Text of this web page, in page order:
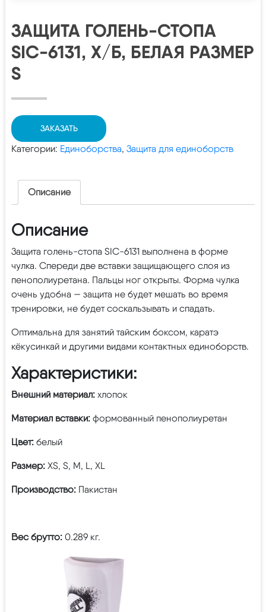
ЗАЩИТА ГОЛЕНЬ-СТОПА
SIC-6131, Х/Б, БЕЛАЯ РАЗМЕР
S
ЗАКАЗАТЬ
Категории: Единоборства, Защита для единоборств
Описание
Описание
Защита голень-стопа SIC-6131 выполнена в форме
чулка. Спереди две вставки защищающего слоя из
пенополиуретана. Пальцы ног открыты. Форма чулка
очень удобна — защита не будет мешать во время
тренировки, не будет соскальзывать и спадать.
Оптимальна для занятий тайским боксом, каратэ
кёкусинкай и другими видами контактных единоборств.
Характеристики:
Внешний материал: хлопок
Материал вставки: формованный пенополиуретан
Цвет: белый
Размер: XS, S, M, L, XL
Производство: Пакистан
Вес брутто: 0.289 кг.